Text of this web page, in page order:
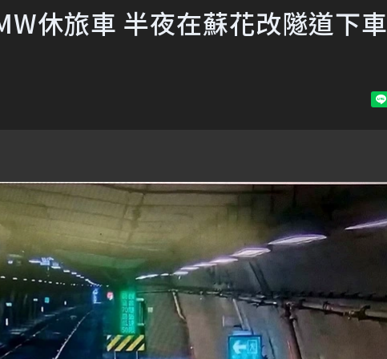
休旅車 半夜在蘇花改隧道下車